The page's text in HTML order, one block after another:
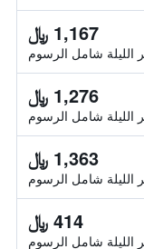
1,167 ﷼
الليلة شامل الرسوم
1,276 ﷼
الليلة شامل الرسوم
1,363 ﷼
الليلة شامل الرسوم
414 ﷼
الليلة شامل الرسوم